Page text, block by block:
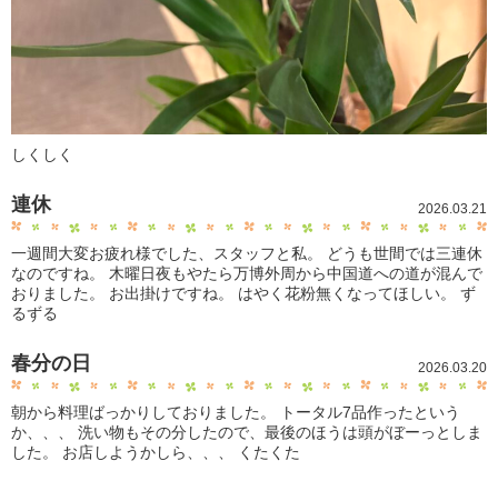
しくしく
2026.03.21
連休
一週間大変お疲れ様でした、スタッフと私。 どうも世間では三連休
なのですね。 木曜日夜もやたら万博外周から中国道への道が混んで
おりました。 お出掛けですね。 はやく花粉無くなってほしい。 ず
るずる
2026.03.20
春分の日
朝から料理ばっかりしておりました。 トータル7品作ったという
か、、、 洗い物もその分したので、最後のほうは頭がぼーっとしま
した。 お店しようかしら、、、 くたくた